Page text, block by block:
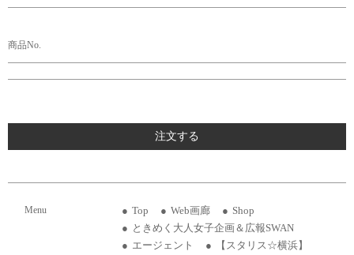
商品No.
注文する
Menu Top Web画廊
Shop
ときめく大人女子企画＆広報SWAN
エージェント
【スタリス☆横浜】